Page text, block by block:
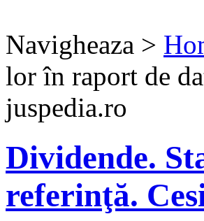
Navigheaza >
lor în raport de
juspedia.ro
Dividende.
referinţă.